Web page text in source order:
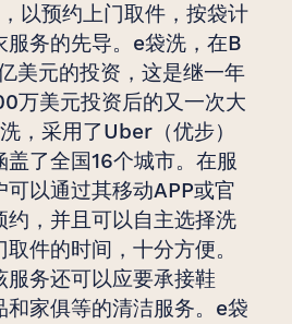
以预约上门取件，按袋计
服务的先导。e袋洗，在B
美元的投资，这是继一年
万美元投资后的又一次大
，采用了Uber（优步）
了全国16个城市。在服
以通过其移动APP或官
约，并且可以自主选择洗
件的时间，十分方便。
服务还可以应要承接鞋
和家俱等的清洁服务。e袋